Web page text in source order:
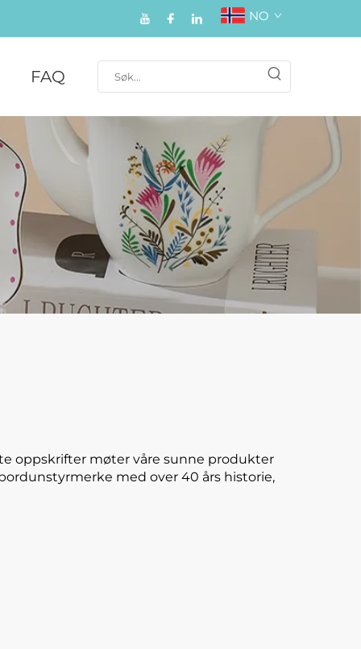
NO
FAQ
oppskrifter møter våre sunne produkter
med over 40 års historie,